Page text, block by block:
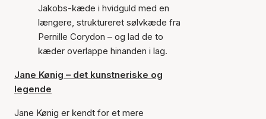
Jakobs-kæde i hvidguld med en
længere, struktureret sølvkæde fra
Pernille Corydon – og lad de to
kæder overlappe hinanden i lag.
Jane Kønig – det kunstneriske og
legende
Jane Kønig er kendt for et mere